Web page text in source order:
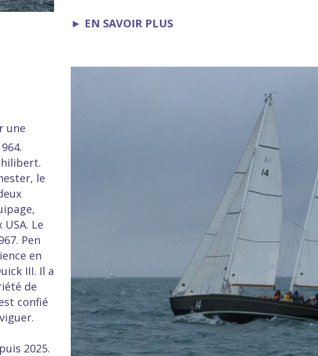
► EN SAVOIR PLUS
une
le
Le
Pen
en
III. Il a
de
confié
2025.